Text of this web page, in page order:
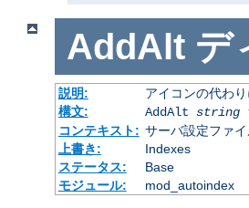
AddAlt デ
説明:
アイコンの代わ
構文:
AddAlt string
コンテキスト: サーバ設定ファ
上書き:
Indexes
ステータス:
Base
モジュール:
mod_autoindex